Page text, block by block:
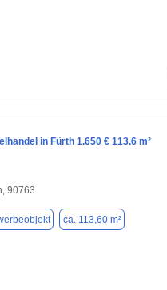
in Fürth 1.650 € 113.6 m²
90763
ca. 113,60 m²